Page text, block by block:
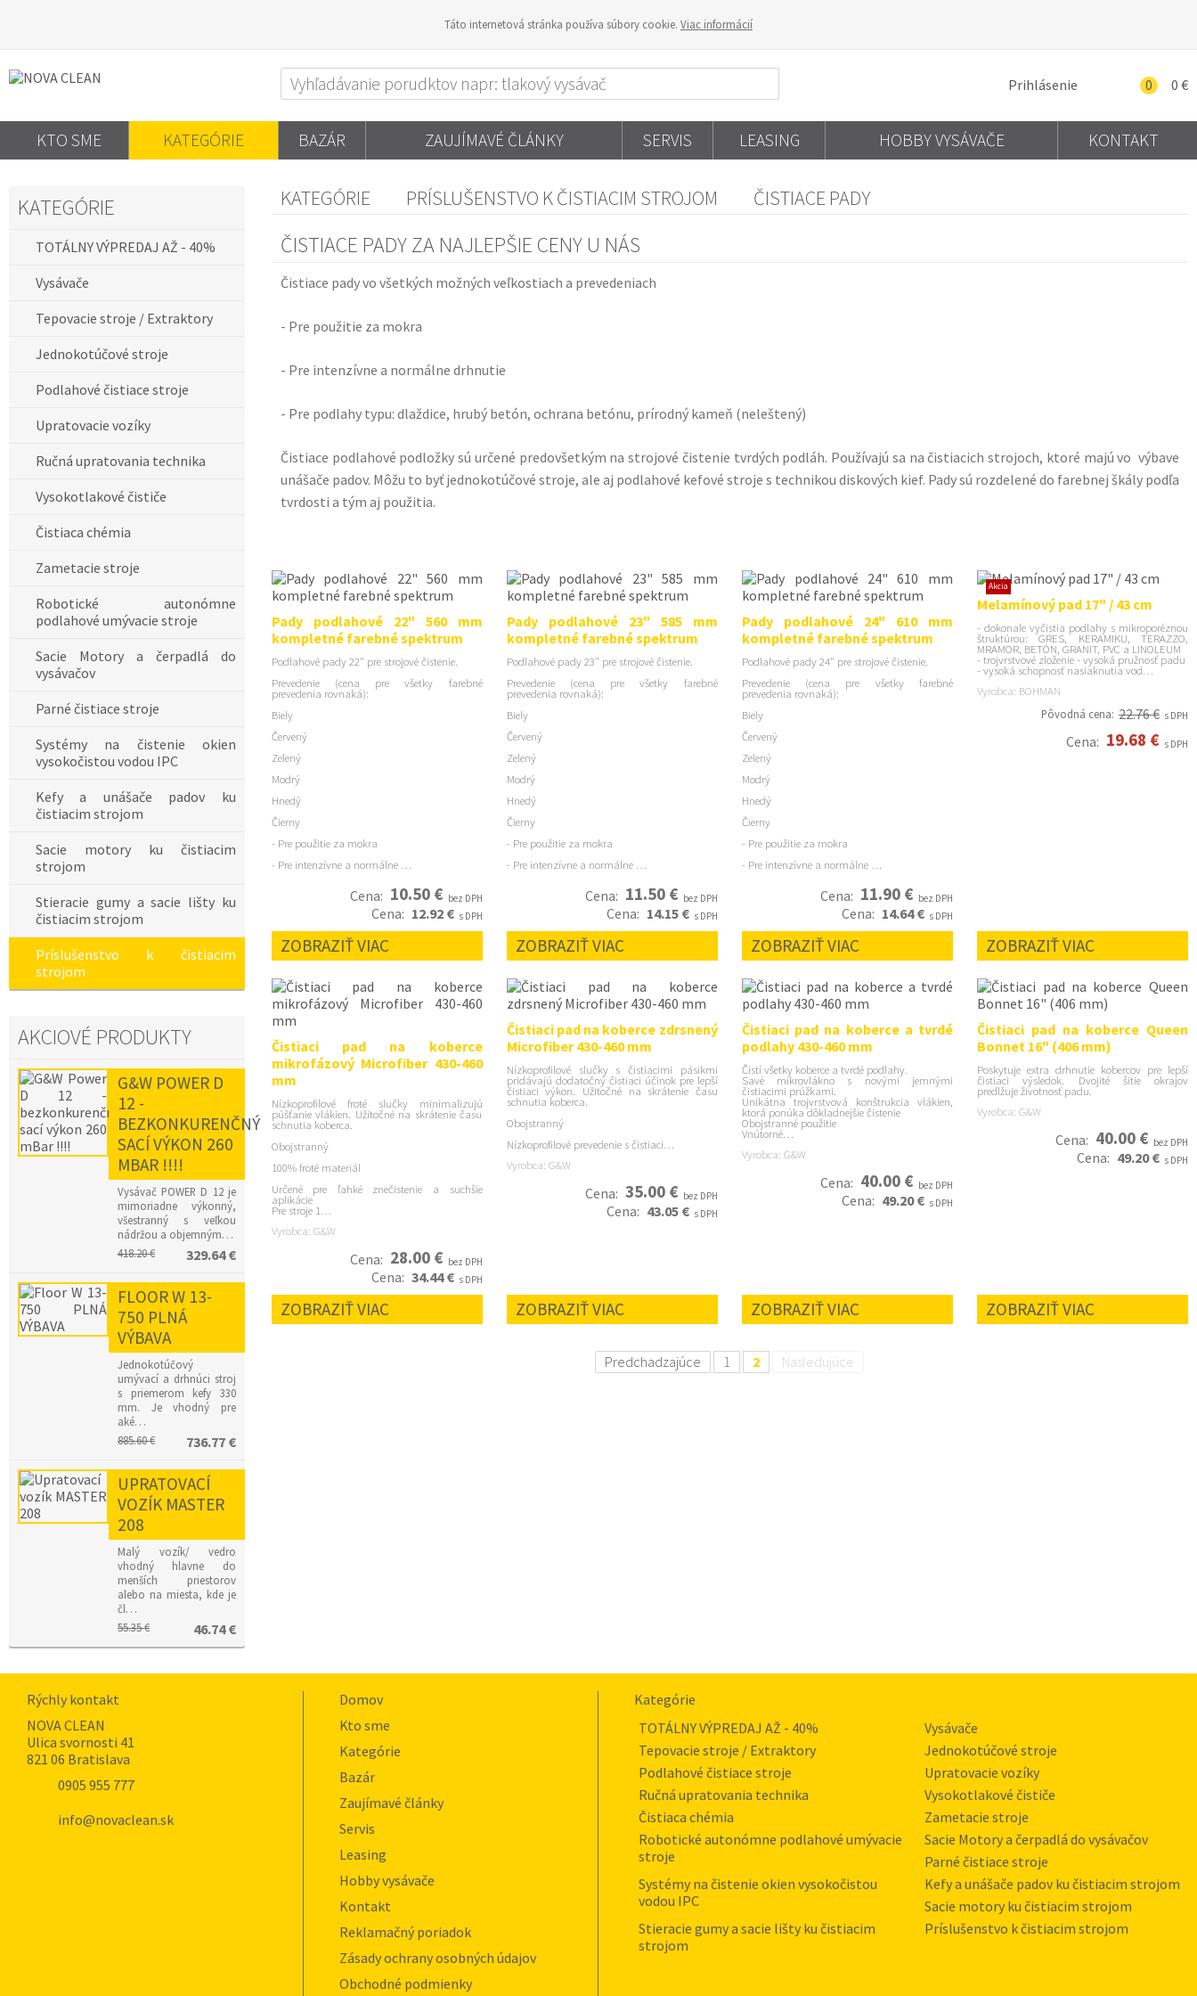
Táto internetová stránka používa súbory cookie. Viac informácií
0 0 €
Prihlásenie
KTO SME KATEGÓRIE BAZÁR ZAUJÍMAVÉ ČLÁNKY SERVIS LEASING HOBBY VYSÁVAČE KONTAKT
KATEGÓRIE
TOTÁLNY VÝPREDAJ AŽ - 40%
Vysávače
Tepovacie stroje / Extraktory
Jednokotúčové stroje
Podlahové čistiace stroje
Upratovacie vozíky
Ručná upratovania technika
Vysokotlakové čističe
Čistiaca chémia
Zametacie stroje
Robotické autonómne
podlahové umývacie stroje
Sacie Motory a čerpadlá do
vysávačov
Parné čistiace stroje
Systémy na čistenie okien
vysokočistou vodou IPC
Kefy a unášače padov ku
čistiacim strojom
Sacie motory ku čistiacim
strojom
Stieracie gumy a sacie lišty ku
čistiacim strojom
Príslušenstvo k čistiacim
strojom
AKCIOVÉ PRODUKTY
G&W POWER D
12 -
BEZKONKURENČNÝ
SACÍ VÝKON 260
MBAR !!!!
Vysávač POWER D 12 je
mimoriadne výkonný,
všestranný s veľkou
nádržou a objemným…
418.20 €
329.64 €
FLOOR W 13-
750 PLNÁ
VÝBAVA
Jednokotúčový
umývací a drhnúci stroj
s priemerom kefy 330
mm. Je vhodný pre
aké…
885.60 €
736.77 €
UPRATOVACÍ
VOZÍK MASTER
208
Malý vozík/ vedro
vhodný hlavne do
menších priestorov
alebo na miesta, kde je
čl…
55.35 €
46.74 €
KATEGÓRIE PRÍSLUŠENSTVO K ČISTIACIM STROJOM ČISTIACE PADY
ČISTIACE PADY ZA NAJLEPŠIE CENY U NÁS
Čistiace pady vo všetkých možných veľkostiach a prevedeniach
- Pre použitie za mokra
- Pre intenzívne a normálne drhnutie
- Pre podlahy typu: dlaždice, hrubý betón, ochrana betónu, prírodný kameň (neleštený)
Čistiace podlahové podložky sú určené predovšetkým na strojové čistenie tvrdých podláh. Používajú sa na čistiacich strojoch, ktoré majú vo výbave
unášače padov. Môžu to byť jednokotúčové stroje, ale aj podlahové kefové stroje s technikou diskových kief. Pady sú rozdelené do farebnej škály podľa
tvrdosti a tým aj použitia.
Pady podlahové 22" 560 mm
kompletné farebné spektrum
Podlahové pady 22" pre strojové čistenie.
Prevedenie (cena pre všetky farebné
prevedenia rovnaká):
Biely
Červený
Zelený
Modrý
Hnedý
Čierny
- Pre použitie za mokra
- Pre intenzívne a normálne …
Cena: 10.50 € bez DPH
Cena: 12.92 € s DPH
ZOBRAZIŤ VIAC
Pady podlahové 23" 585 mm
kompletné farebné spektrum
Podlahové pady 23" pre strojové čistenie.
Prevedenie (cena pre všetky farebné
prevedenia rovnaká):
Biely
Červený
Zelený
Modrý
Hnedý
Čierny
- Pre použitie za mokra
- Pre intenzívne a normálne …
Cena: 11.50 € bez DPH
Cena: 14.15 € s DPH
ZOBRAZIŤ VIAC
Pady podlahové 24" 610 mm
kompletné farebné spektrum
Podlahové pady 24" pre strojové čistenie.
Prevedenie (cena pre všetky farebné
prevedenia rovnaká):
Biely
Červený
Zelený
Modrý
Hnedý
Čierny
- Pre použitie za mokra
- Pre intenzívne a normálne …
Cena: 11.90 € bez DPH
Cena: 14.64 € s DPH
ZOBRAZIŤ VIAC
Akcia
Melamínový pad 17" / 43 cm
- dokonale vyčistia podlahy s mikroporéznou
štruktúrou: GRES, KERAMIKU, TERAZZO,
MRAMOR, BETÓN, GRANIT, PVC a LINOLEUM
- trojvrstvové zloženie - vysoká pružnosť padu
- vysoká schopnosť nasiaknutia vod…
Vyrobca: BOHMAN
Pôvodná cena:
s DPH
22.76 €
Cena: 19.68 € s DPH
ZOBRAZIŤ VIAC
Čistiaci pad na koberce
mikrofázový Microfiber 430-460
mm
Nízkoprofilové froté slučky minimalizujú
púšťanie vlákien. Užitočné na skrátenie času
schnutia koberca.
Obojstranný
100% froté materiál
Určené pre ľahké znečistenie a suchšie
aplikácie
Pre stroje 1…
Vyrobca: G&W
Cena: 28.00 € bez DPH
Cena: 34.44 € s DPH
ZOBRAZIŤ VIAC
Čistiaci pad na koberce zdrsnený
Microfiber 430-460 mm
Nízkoprofilové slučky s čistiacimi pásikmi
pridávajú dodatočný čistiaci účinok pre lepší
čistiaci výkon. Užitočné na skrátenie času
schnutia koberca.
Obojstranný
Nízkoprofilové prevedenie s čistiaci…
Vyrobca: G&W
Cena: 35.00 € bez DPH
Cena: 43.05 € s DPH
ZOBRAZIŤ VIAC
Čistiaci pad na koberce a tvrdé
podlahy 430-460 mm
Čistí všetky koberce a tvrdé podlahy.
Savé mikrovlákno s novými jemnými
čistiacimi prúžkami.
Unikátna trojvrstvová konštrukcia vlákien,
ktorá ponúka dôkladnejšie čistenie
Obojstranné použitie
Vnútorné…
Vyrobca: G&W
Cena: 40.00 € bez DPH
Cena: 49.20 € s DPH
ZOBRAZIŤ VIAC
Čistiaci pad na koberce Queen
Bonnet 16" (406 mm)
Poskytuje extra drhnutie kobercov pre lepší
čistiaci výsledok. Dvojité šitie okrajov
predlžuje životnosť padu.
Vyrobca: G&W
Cena: 40.00 € bez DPH
Cena: 49.20 € s DPH
ZOBRAZIŤ VIAC
Predchadzajúce 1 2 Nasledujúce
Rýchly kontakt
NOVA CLEAN
Ulica svornosti 41
821 06 Bratislava
0905 955 777
info@novaclean.sk
Domov
Kto sme
Kategórie
Bazár
Zaujímavé články
Servis
Leasing
Hobby vysávače
Kontakt
Reklamačný poriadok
Zásady ochrany osobných údajov
Obchodné podmienky
Kategórie
TOTÁLNY VÝPREDAJ AŽ - 40%
Vysávače
Tepovacie stroje / Extraktory
Jednokotúčové stroje
Podlahové čistiace stroje
Upratovacie vozíky
Ručná upratovania technika
Vysokotlakové čističe
Čistiaca chémia
Zametacie stroje
Robotické autonómne podlahové umývacie
stroje
Sacie Motory a čerpadlá do vysávačov
Parné čistiace stroje
Systémy na čistenie okien vysokočistou
vodou IPC
Kefy a unášače padov ku čistiacim strojom
Sacie motory ku čistiacim strojom
Stieracie gumy a sacie lišty ku čistiacim
strojom
Príslušenstvo k čistiacim strojom